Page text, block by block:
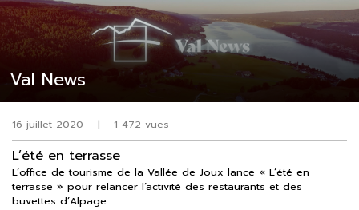
Val News
16 juillet 2020 | 1 472 vues
L’été en terrasse
L’office de tourisme de la Vallée de Joux lance « L’été en
terrasse » pour relancer l’activité des restaurants et des
buvettes d’Alpage.